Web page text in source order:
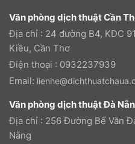
Văn phòng dịch thuật Cần
Địa chỉ : 24 đường B4, KDC
Kiều, Cần Thơ
Điện thoại : 0932237939
Email:
Văn phòng dịch thuật Đà
Địa chỉ : 256 Đường Bế Văn
Nẵng